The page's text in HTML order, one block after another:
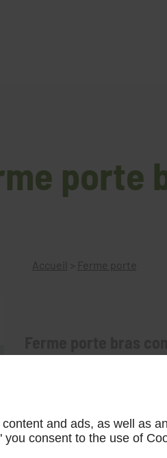
porte
Accueil > Ferme porte
Esb Ecoand ads, as well as
consent to the use of